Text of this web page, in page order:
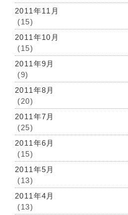
2011年11月
(15)
2011年10月
(15)
2011年9月
(9)
2011年8月
(20)
2011年7月
(25)
2011年6月
(15)
2011年5月
(13)
2011年4月
(13)